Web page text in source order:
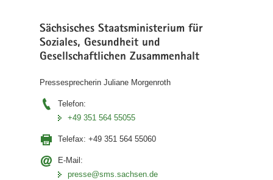
Sächsisches Staatsministerium für
Soziales, Gesundheit und
Gesellschaftlichen Zusammenhalt
Pressesprecherin Juliane Morgenroth
Telefon:
+49 351 564 55055
Telefax: +49 351 564 55060
E-Mail:
presse@sms.sachsen.de